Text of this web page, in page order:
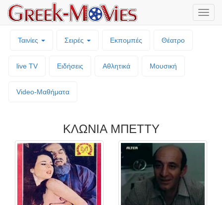
Ταινίες Σειρές Εκπομπές Θέατρο
live TV Ειδήσεις Αθλητικά Μουσική
Video-Mαθήματα
ΚΛΩΝΙΑ ΜΠΕΤΤΥ